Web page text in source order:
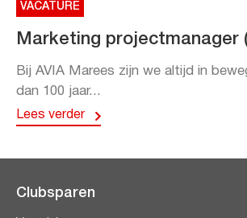
VACATURE
Marketing projectmanager
Bij AVIA Marees zijn we altijd in
dan 100 jaar...
Lees verder
Clubsparen